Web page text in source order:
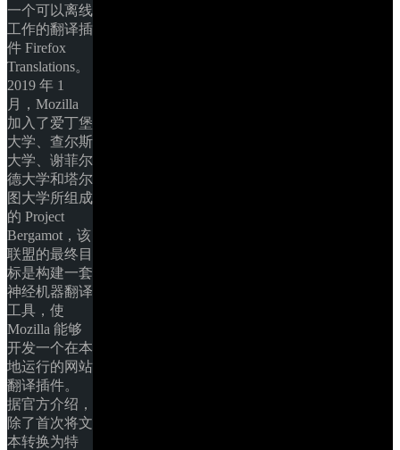
一个可以离线
工作的翻译插
件 Firefox
Translations。
2019 年 1
月，Mozilla
加入了爱丁堡
大学、查尔斯
大学、谢菲尔
德大学和塔尔
图大学所组成
的 Project
Bergamot，该
联盟的最终目
标是构建一套
神经机器翻译
工具，使
Mozilla 能够
开发一个在本
地运行的网站
翻译插件。
据官方介绍，
除了首次将文
本转换为特